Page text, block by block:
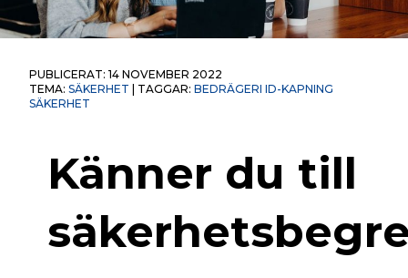
PUBLICERAT: 14 NOVEMBER 2022
TEMA: SÄKERHET | TAGGAR: BEDRÄGERI ID-KAPNING
SÄKERHET
Känner du till